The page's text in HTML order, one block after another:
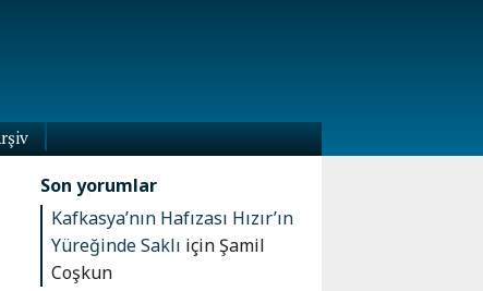
Son yorumlar
Kafkasya’nın Hafızası Hızır’ın
Yüreğinde Saklı içinŞamil
Coşkun